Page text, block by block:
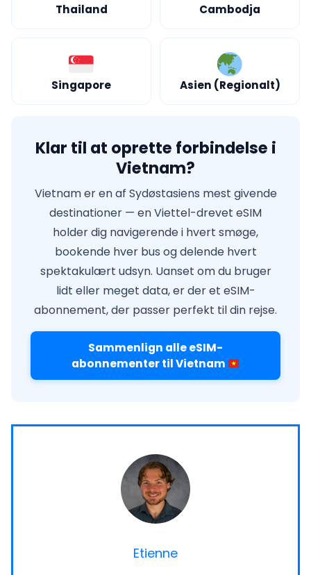
Thailand Cambodja
Singapore Asien (Regionalt)
Klar til at oprette forbindelse i
Vietnam?
Vietnam er en af Sydøstasiens mest givende
destinationer — en Viettel-drevet eSIM
holder dig navigerende i hvert smøge,
bookende hver bus og delende hvert
spektakulært udsyn. Uanset om du bruger
lidt eller meget data, er der et eSIM-
abonnement, der passer perfekt til din rejse.
Sammenlign alle eSIM-
abonnementer til Vietnam
Etienne